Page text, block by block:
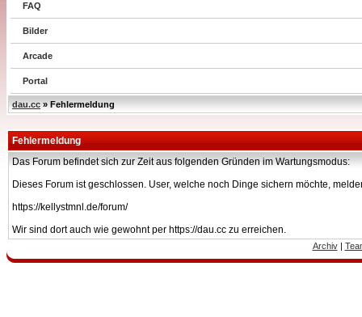
FAQ
Bilder
Arcade
Portal
dau.cc » Fehlermeldung
Fehlermeldung
Das Forum befindet sich zur Zeit aus folgenden Gründen im Wartungsmodus:
Dieses Forum ist geschlossen. User, welche noch Dinge sichern möchte,
https://kellystmnl.de/forum/
Wir sind dort auch wie gewohnt per https://dau.cc zu erreichen.
Archiv|